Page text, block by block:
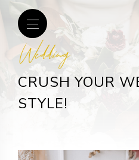
Wedding
CRUSH YOUR
STYLE!